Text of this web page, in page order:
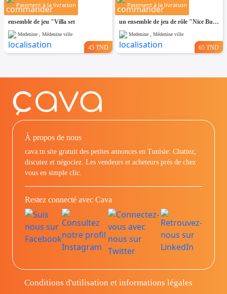
Paiement à la livraison
ensemble de jeu "Villa set
Medenine , Médenine ville
45 TND
Paiement à la livraison
un ensemble de jeu de rôle "Nice Burger Shop
Medenine , Médenine ville
65 TND
À propos de nous
cava.tn site gratuit des petites annonces en Tunisie: Chattez,
discutez et négociez. Les vendeurs et acheteurs prés de chez
vous en simple clic.
Restez connecté avec Cava
Conditions d'utilisation et informations légales